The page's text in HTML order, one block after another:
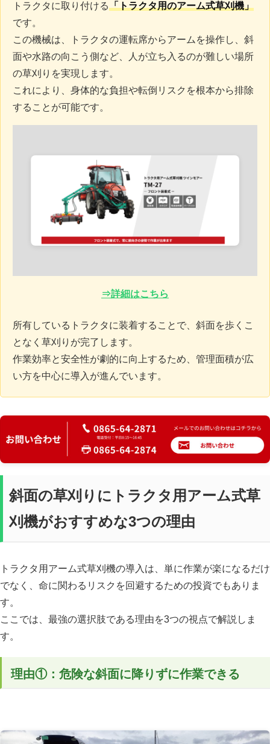
トラクタに取り付ける「トラクタ用のアーム式草刈機」
です。
この機械は、トラクタの運転席からアームを操作し、斜
面や水路の向こう側など、人が立ち入るのが難しい場所
の草刈りを実現します。
これにより、身体的な負担や転倒リスクを根本から排除
することが可能です。
⇒詳細はこちら
所有しているトラクタに装着することで、斜面を歩くこ
となく草刈りが完了します。
作業効率と安全性が劇的に向上するため、管理面積が広
い方を中心に導入が進んでいます。
斜面の草刈りにトラクタ用アーム式草
刈機がおすすめな3つの理由
トラクタ用アーム式草刈機の導入は、単に作業が楽になるだけ
でなく、命に関わるリスクを回避するための投資でもありま
す。
ここでは、最強の選択肢である理由を3つの視点で解説しま
す。
理由①：危険な斜面に降りずに作業できる